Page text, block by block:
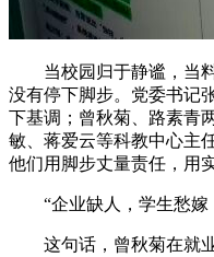
当校园归于静谧，当
没有停下脚步。党委书记
下基调；曾秋菊、路素青
敏、蒋爱云等科教中心主
他们用脚步丈量责任，用
“企业缺人，学生愁
这句话，曾秋菊在就